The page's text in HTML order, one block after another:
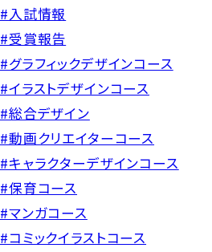
#入試情報
#受賞報告
#グラフィックデザインコース
#イラストデザインコース
#総合デザイン
#動画クリエイターコース
#キャラクターデザインコース
#保育コース
#マンガコース
#コミックイラストコース